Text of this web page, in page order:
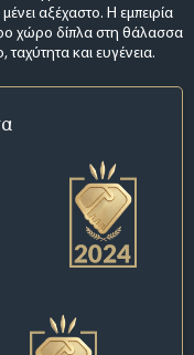
αξέχαστο. Η εμπειρία
χώρο δίπλα στη θάλασσα
και ευγένεια.